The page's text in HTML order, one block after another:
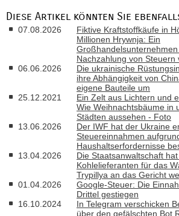
Diese Artikel könnten Sie
07.08.2026
Fiktive Kraftstoffkäufe in
Millionen Hrywnja: Ein
Nachzahlung von Steuern
06.06.2026
Die ukrainische
ihre Abhängigkeit von
eigene Bauteile um
25.12.2021
Ein Zelt aus Lichtern und
Wie Weihnachtsbäume in
Städten aussehen - Foto
13.06.2026
Der IWF hat der Ukraine
Steuereinnahmen
Haushaltserfordernisse
13.04.2026
Die Staatsanwaltschaft
Kohlelieferanten für das
Trypillya an das Gericht
01.04.2026
Google-Steuer: Die
Drittel gestiegen
16.10.2024
In Telegram verschicken
über den gefälschten Bot